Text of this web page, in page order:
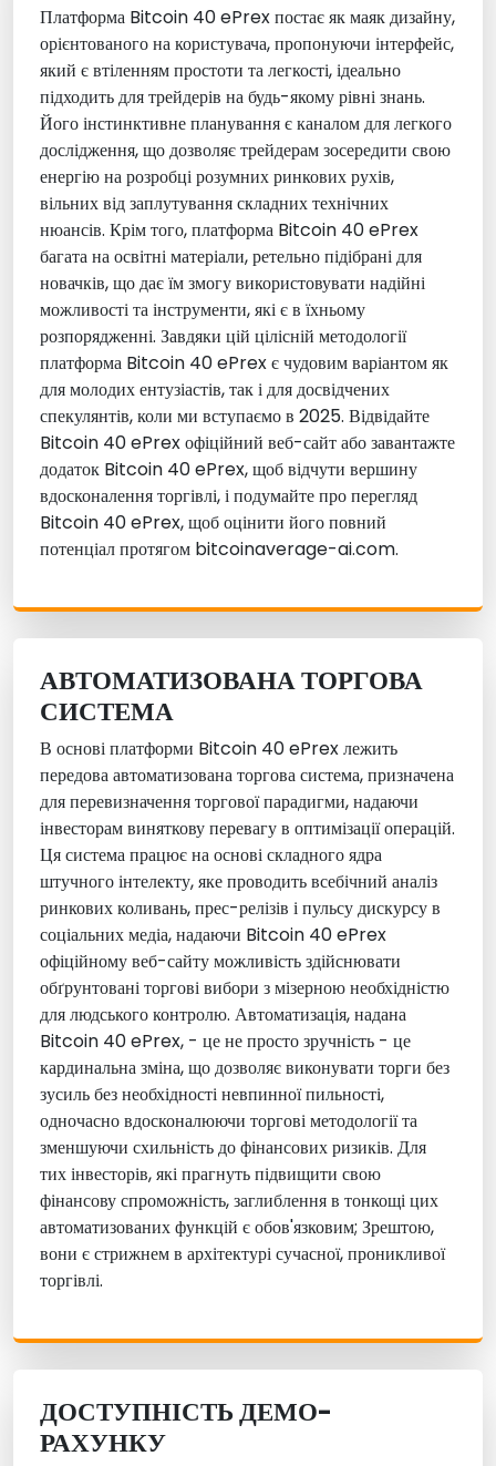
Платформа Bitcoin 40 ePrex постає як маяк дизайну,
орієнтованого на користувача, пропонуючи інтерфейс,
який є втіленням простоти та легкості, ідеально
підходить для трейдерів на будь-якому рівні знань.
Його інстинктивне планування є каналом для легкого
дослідження, що дозволяє трейдерам зосередити свою
енергію на розробці розумних ринкових рухів,
вільних від заплутування складних технічних
нюансів. Крім того, платформа Bitcoin 40 ePrex
багата на освітні матеріали, ретельно підібрані для
новачків, що дає їм змогу використовувати надійні
можливості та інструменти, які є в їхньому
розпорядженні. Завдяки цій цілісній методології
платформа Bitcoin 40 ePrex є чудовим варіантом як
для молодих ентузіастів, так і для досвідчених
спекулянтів, коли ми вступаємо в 2025. Відвідайте
Bitcoin 40 ePrex офіційний веб-сайт або завантажте
додаток Bitcoin 40 ePrex, щоб відчути вершину
вдосконалення торгівлі, і подумайте про перегляд
Bitcoin 40 ePrex, щоб оцінити його повний
потенціал протягом bitcoinaverage-ai.com.
АВТОМАТИЗОВАНА ТОРГОВА
СИСТЕМА
В основі платформи Bitcoin 40 ePrex лежить
передова автоматизована торгова система, призначена
для перевизначення торгової парадигми, надаючи
інвесторам виняткову перевагу в оптимізації операцій.
Ця система працює на основі складного ядра
штучного інтелекту, яке проводить всебічний аналіз
ринкових коливань, прес-релізів і пульсу дискурсу в
соціальних медіа, надаючи Bitcoin 40 ePrex
офіційному веб-сайту можливість здійснювати
обґрунтовані торгові вибори з мізерною необхідністю
для людського контролю. Автоматизація, надана
Bitcoin 40 ePrex, - це не просто зручність - це
кардинальна зміна, що дозволяє виконувати торги без
зусиль без необхідності невпинної пильності,
одночасно вдосконалюючи торгові методології та
зменшуючи схильність до фінансових ризиків. Для
тих інвесторів, які прагнуть підвищити свою
фінансову спроможність, заглиблення в тонкощі цих
автоматизованих функцій є обов'язковим; Зрештою,
вони є стрижнем в архітектурі сучасної, проникливої
торгівлі.
ДОСТУПНІСТЬ ДЕМО-
РАХУНКУ